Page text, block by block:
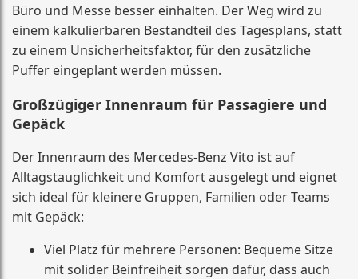
Büro und Messe besser einhalten. Der Weg wird zu
einem kalkulierbaren Bestandteil des Tagesplans, statt
zu einem Unsicherheitsfaktor, für den zusätzliche
Puffer eingeplant werden müssen.
Großzügiger Innenraum für Passagiere und
Gepäck
Der Innenraum des Mercedes-Benz Vito ist auf
Alltagstauglichkeit und Komfort ausgelegt und eignet
sich ideal für kleinere Gruppen, Familien oder Teams
mit Gepäck:
Viel Platz für mehrere Personen: Bequeme Sitze
mit solider Beinfreiheit sorgen dafür, dass auch